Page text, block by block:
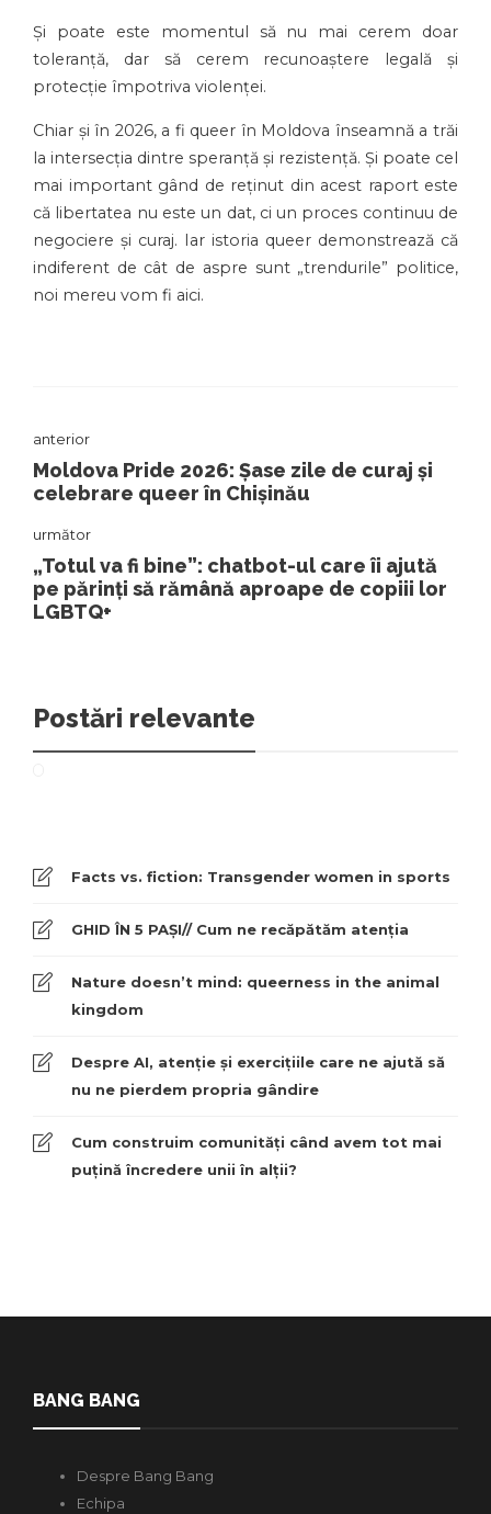
Și poate este momentul să nu mai cerem doar
toleranță, dar să cerem recunoaștere legală și
protecție împotriva violenței.
Chiar și în 2026, a fi queer în Moldova înseamnă a trăi
la intersecția dintre speranță și rezistență. Și poate cel
mai important gând de reținut din acest raport este
că libertatea nu este un dat, ci un proces continuu de
negociere și curaj. Iar istoria queer demonstrează că
indiferent de cât de aspre sunt „trendurile” politice,
noi mereu vom fi aici.
anterior
Moldova Pride 2026: Șase zile de curaj și
celebrare queer în Chișinău
următor
„Totul va fi bine”: chatbot-ul care îi ajută
pe părinți să rămână aproape de copiii lor
LGBTQ+
Postări relevante
Facts vs. fiction: Transgender women in sports
GHID ÎN 5 PAȘI// Cum ne recăpătăm atenția
Nature doesn’t mind: queerness in the animal
kingdom
Despre AI, atenție și exercițiile care ne ajută să
nu ne pierdem propria gândire
Cum construim comunități când avem tot mai
puțină încredere unii în alții?
BANG BANG
Despre Bang Bang
Echipa